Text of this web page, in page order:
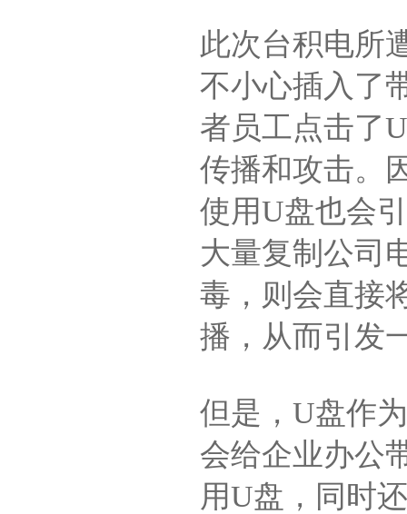
此次台积电所
不小心插入了
者员工点击了
传播和攻击。
使用U盘也会
大量复制公司
毒，则会直接
播，从而引发
但是，U盘作
会给企业办公
用U盘，同时